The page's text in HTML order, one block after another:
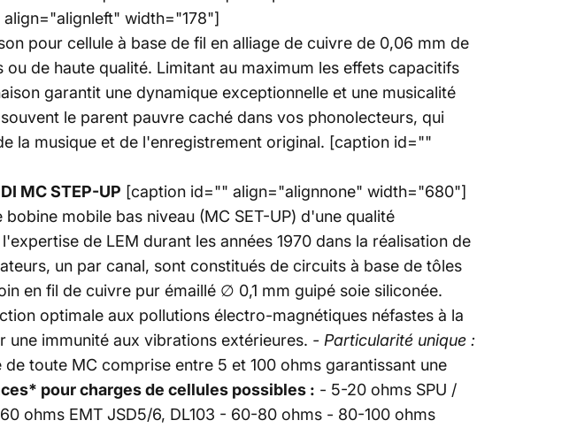
width="178"]
pour cellule à base de fil en alliage de cuivre de 0,06 mm de
de haute qualité. Limitant au maximum les effets capacitifs
garantit une dynamique exceptionnelle et une musicalité
le parent pauvre caché dans vos phonolecteurs, qui
la musique et de l'enregistrement original. [caption id=""
MC STEP-UP [caption id="" align="alignnone" width="680"]
mobile bas niveau (MC SET-UP) d'une qualité
de LEM durant les années 1970 dans la réalisation de
un par canal, sont constitués de circuits à base de tôles
en fil de cuivre pur émaillé ∅ 0,1 mm guipé soie siliconée.
optimale aux pollutions électro-magnétiques néfastes à la
immunité aux vibrations extérieures. - Particularité unique :
toute MC comprise entre 5 et 100 ohms garantissant une
pour charges de cellules possibles : - 5-20 ohms SPU /
ohms EMT JSD5/6, DL103 - 60-80 ohms - 80-100 ohms